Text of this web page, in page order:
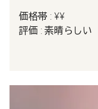
価格帯 : ¥¥
評価 : 素晴らしい